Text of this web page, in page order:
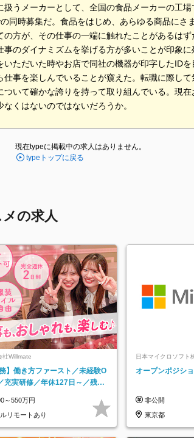
扱うメーカーとして、全国の食品メーカーの工
同時募集だ。食品をはじめ、あらゆる商品に
の方が、その仕事の一端に触れたことがあるは
事のダイナミズムを挙げる方が多いことが印象
いただいた時やお店で同社の機器が印字したID
仕事を楽しんでいることが窺えた。転職に際し
ついて確かな誇りを持って取り組んでいる。現
くはないのではないだろうか。
現在typeに掲載中の求人はありません。
typeトップに戻る
の求人
社Willmate
務】働き方ファースト／未経験O
充実研修／年休127日～／残業
～550万円
リモートあり
日本マイクロソフト
ッチ登録】
オープンポジシ
非公開
東京都